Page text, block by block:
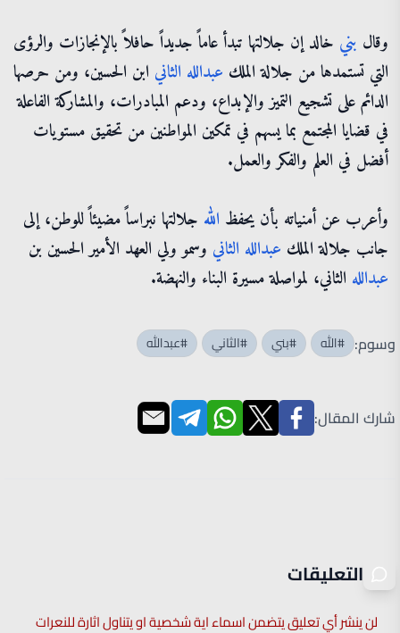
وقال بني خالد إن جلالتها تبدأ عاماً جديداً حافلاً بالإنجازات والرؤى
التي تستمدها من جلالة الملك عبدالله الثاني ابن الحسين، ومن حرصها
الدائم على تشجيع التميز والإبداع، ودعم المبادرات، والمشاركة الفاعلة
في قضايا المجتمع بما يسهم في تمكين المواطنين من تحقيق مستويات
أفضل في العلم والفكر والعمل.
وأعرب عن أمنياته بأن يحفظ الله جلالتها نبراساً مضيئاً للوطن، إلى
جانب جلالة الملك عبدالله الثاني وسمو ولي العهد الأمير الحسين بن
عبدالله الثاني، لمواصلة مسيرة البناء والنهضة.
وسوم: #الله #بني #الثاني #عبدالله
شارك المقال:
التعليقات
لن ينشر أي تعليق يتضمن اسماء اية شخصية او يتناول اثارة للنعرات